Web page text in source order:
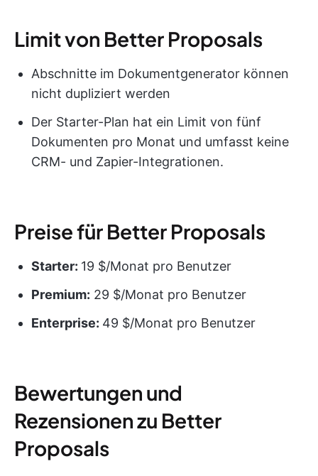
Limit von Better Proposals
Abschnitte im Dokumentgenerator können
nicht dupliziert werden
Der Starter-Plan hat ein Limit von fünf
Dokumenten pro Monat und umfasst keine
CRM- und Zapier-Integrationen.
Preise für Better Proposals
Starter: 19 $/Monat pro Benutzer
Premium: 29 $/Monat pro Benutzer
Enterprise: 49 $/Monat pro Benutzer
Bewertungen und
Rezensionen zu Better
Proposals